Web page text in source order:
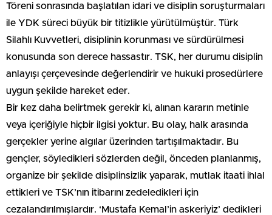
Töreni sonrasında başlatılan idari ve disiplin soruşturmaları
ile YDK süreci büyük bir titizlikle yürütülmüştür. Türk
Silahlı Kuvvetleri, disiplinin korunması ve sürdürülmesi
konusunda son derece hassastır. TSK, her durumu disiplin
anlayışı çerçevesinde değerlendirir ve hukuki prosedürlere
uygun şekilde hareket eder.
Bir kez daha belirtmek gerekir ki, alınan kararın metinle
veya içeriğiyle hiçbir ilgisi yoktur. Bu olay, halk arasında
gerçekler yerine algılar üzerinden tartışılmaktadır. Bu
gençler, söyledikleri sözlerden değil, önceden planlanmış,
organize bir şekilde disiplinsizlik yaparak, mutlak itaati ihlal
ettikleri ve TSK’nın itibarını zedeledikleri için
cezalandırılmışlardır. ‘Mustafa Kemal’in askeriyiz’ dedikleri